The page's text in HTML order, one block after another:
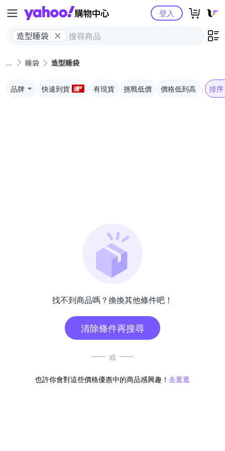
Yahoo購物中心
造型睡袋
登入
睡袋 造型睡袋
品牌 快速到貨 有現貨 挑戰低價 價格低到高 排序
找不到商品嗎？換換其他條件吧！
清除條件再搜尋
或
也許你會對這些價格優惠中的商品感興趣！ 去逛逛